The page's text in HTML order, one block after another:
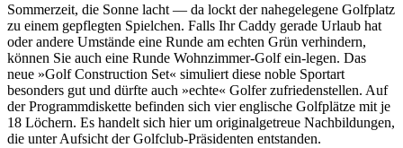
Sommerzeit, die Sonne lacht — da lockt der nahegelegene Golfplatz
zu einem gepflegten Spielchen. Falls Ihr Caddy gerade Urlaub hat
oder andere Umstände eine Runde am echten Grün verhindern,
können Sie auch eine Runde Wohnzimmer-Golf ein-legen. Das
neue »Golf Construction Set« simuliert diese noble Sportart
besonders gut und dürfte auch »echte« Golfer zufriedenstellen. Auf
der Programmdiskette befinden sich vier englische Golfplätze mit je
18 Löchern. Es handelt sich hier um originalgetreue Nachbildungen,
die unter Aufsicht der Golfclub-Präsidenten entstanden.